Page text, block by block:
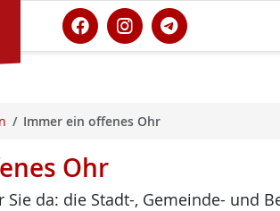
Immer ein offenes Ohr
Ohr
Sie da: die Stadt-, Gemeinde- und